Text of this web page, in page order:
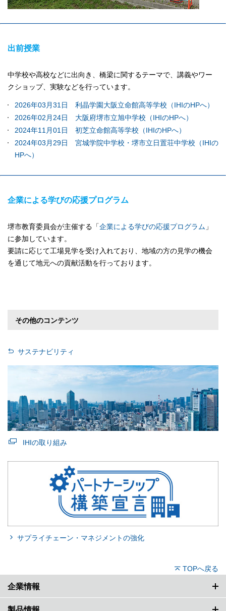
出前授業
中学校や高校などに出向き、橋梁に関するテーマで、講義やワー
クショップ、実験などを行っています。
2026年03月31日 利晶学園大阪立命館高等学校（IHIのHPへ）
2026年02月24日 大阪府堺市立旭中学校（IHIのHPへ）
2024年11月01日 初芝立命館高等学校（IHIのHPへ）
2024年03月29日 宮城学院中学校・堺市立日置荘中学校（IHIの
HPへ）
企業による学びの応援プログラム
堺市教育委員会が主催する「企業による学びの応援プログラム 」
に参加しています。
要請に応じて工場見学を受け入れており、地域の方の見学の機会
を通じて地元への貢献活動を行っております。
その他のコンテンツ
サステナビリティ
IHIの取り組み
サプライチェーン・マネジメントの強化
TOPへ戻る
企業情報